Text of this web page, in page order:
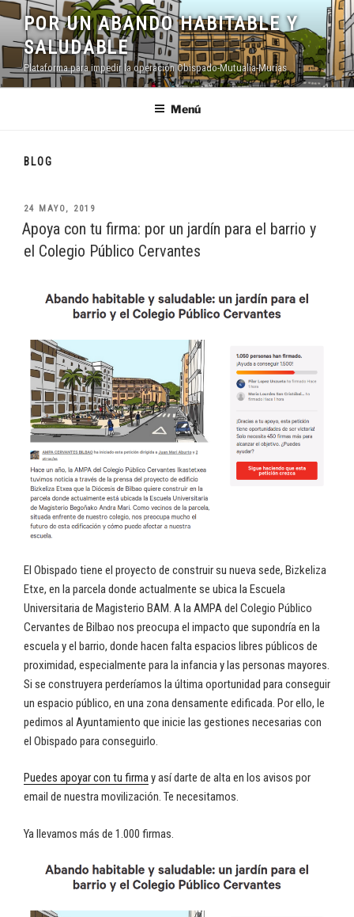
Saltar
contenido
POR UN ABANDO HABITABLE Y
SALUDABLE
Plataforma para impedir la operación Obispado-Mutualia-Murias
Menú
BLOG
PUBLICADO
EL
24 MAYO, 2019
Apoya con tu firma: por un jardín para el barrio y
el Colegio Público Cervantes
El Obispado tiene el proyecto de construir su nueva sede, Bizkeliza
Etxe, en la parcela donde actualmente se ubica la Escuela
Universitaria de Magisterio BAM. A la AMPA del Colegio Público
Cervantes de Bilbao nos preocupa el impacto que supondría en la
escuela y el barrio, donde hacen falta espacios libres públicos de
proximidad, especialmente para la infancia y las personas mayores.
Si se construyera perderíamos la última oportunidad para conseguir
un espacio público, en una zona densamente edificada. Por ello, le
pedimos al Ayuntamiento que inicie las gestiones necesarias con
el Obispado para conseguirlo.
Puedes apoyar con tu firmay así darte de alta en los avisos por
email de nuestra movilización. Te necesitamos.
Ya llevamos más de 1.000 firmas.